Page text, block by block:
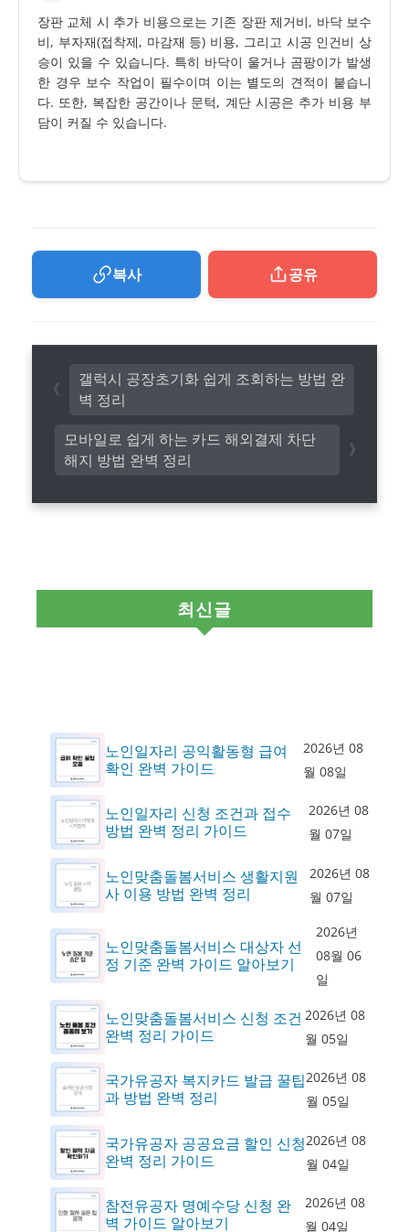
장판 교체 시 추가 비용으로는 기존 장판 제거비, 바닥 보수
비, 부자재(접착제, 마감재 등) 비용, 그리고 시공 인건비 상
승이 있을 수 있습니다. 특히 바닥이 울거나 곰팡이가 발생
한 경우 보수 작업이 필수이며 이는 별도의 견적이 붙습니
다. 또한, 복잡한 공간이나 문턱, 계단 시공은 추가 비용 부
담이 커질 수 있습니다.
복사 공유
모바일로 쉽게 하는 카드 해외결제 차단
해지 방법 완벽 정리
갤럭시 공장초기화 쉽게 조회하는 방법 완
벽 정리
최신글
노인일자리 공익활동형 급여
확인 완벽 가이드
2026년 08
월 08일
노인일자리 신청 조건과 접수
방법 완벽 정리 가이드
2026년 08
월 07일
노인맞춤돌봄서비스 생활지원
사 이용 방법 완벽 정리
2026년 08
월 07일
노인맞춤돌봄서비스 대상자 선
정 기준 완벽 가이드 알아보기
2026년
08월 06
일
노인맞춤돌봄서비스 신청 조건
완벽 정리 가이드
2026년 08
월 05일
국가유공자 복지카드 발급 꿀팁
과 방법 완벽 정리
2026년 08
월 05일
국가유공자 공공요금 할인 신청
완벽 정리 가이드
2026년 08
월 04일
참전유공자 명예수당 신청 완
벽 가이드 알아보기
2026년 08
월 04일